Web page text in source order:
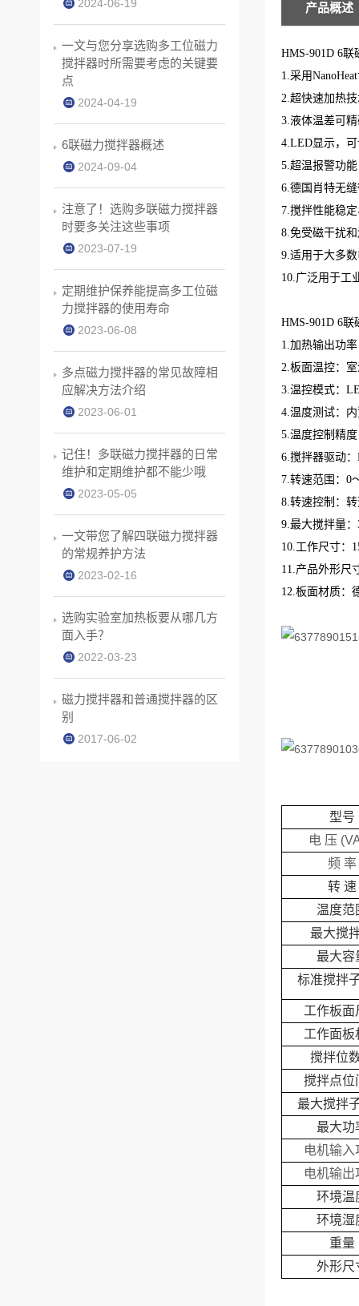
产品概述
HMS-901D 6
1.采用
2.超快速加热
3.液体温差可
4.LED显示，
5.超温报警功
6.德国肖特无
7.搅拌性能稳
8.免受磁干扰
9.适用于大多
10.广泛用于工
HMS-901D 6
1.加热输出功
2.板面温控：
3.温控模式：
4.温度测试：
5.温度控制精
6.搅拌器驱动
7.转速范围：0
8.转速控制：
9.最大搅拌量
10.工作尺寸：
11.产品外形尺
12.板面材质：
型号
电 压
频 率
转 速
温度范
最大搅
最大容
标准搅拌
工作板面
工作面板
搅拌位
搅拌点位
最大搅拌
最大功
电机输入
电机输出
环境温
环境湿
重量
外形尺
2024-06-19
一文与您分享选购多工位磁力
搅拌器时所需要考虑的关键要
点
2024-04-19
6联磁力搅拌器概述
2024-09-04
注意了！选购多联磁力搅拌器
时要多关注这些事项
2023-07-19
定期维护保养能提高多工位磁
力搅拌器的使用寿命
2023-06-08
多点磁力搅拌器的常见故障相
应解决方法介绍
2023-06-01
记住！多联磁力搅拌器的日常
维护和定期维护都不能少哦
2023-05-05
一文带您了解四联磁力搅拌器
的常规养护方法
2023-02-16
选购实验室加热板要从哪几方
面入手？
2022-03-23
磁力搅拌器和普通搅拌器的区
别
2017-06-02